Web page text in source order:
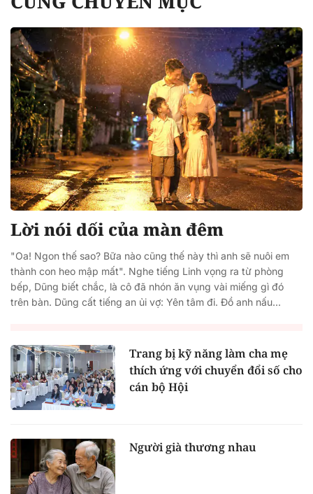
Lời nói dối của màn đêm
"Oa! Ngon thế sao? Bữa nào cũng thế này thì anh sẽ nuôi em
thành con heo mập mất". Nghe tiếng Linh vọng ra từ phòng
bếp, Dũng biết chắc, là cô đã nhón ăn vụng vài miếng gì đó
trên bàn. Dũng cất tiếng an ủi vợ: Yên tâm đi. Đồ anh nấu...
Trang bị kỹ năng làm cha mẹ
thích ứng với chuyển đổi số cho
cán bộ Hội
Người già thương nhau